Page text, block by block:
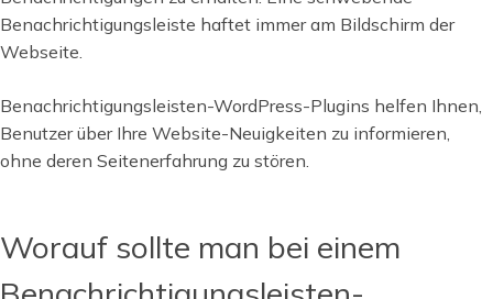
Benachrichtigungsleiste haftet immer am Bildschirm der
Webseite.
Benachrichtigungsleisten-WordPress-Plugins helfen Ihnen,
Benutzer über Ihre Website-Neuigkeiten zu informieren,
ohne deren Seitenerfahrung zu stören.
Worauf sollte man bei einem